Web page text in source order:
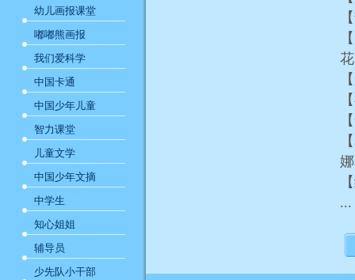
幼儿画报课堂
嘟嘟熊画报
我们爱科学
中国卡通
中国少年儿童
智力课堂
儿童文学
中国少年文摘
中学生
知心姐姐
辅导员
少先队小干部
...